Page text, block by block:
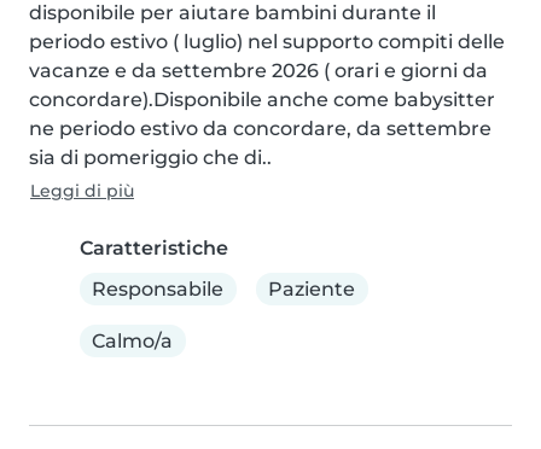
disponibile per aiutare bambini durante il
periodo estivo ( luglio) nel supporto compiti delle
vacanze e da settembre 2026 ( orari e giorni da
concordare).Disponibile anche come babysitter
ne periodo estivo da concordare, da settembre
sia di pomeriggio che di..
Leggi di più
Caratteristiche
Responsabile
Paziente
Calmo/a